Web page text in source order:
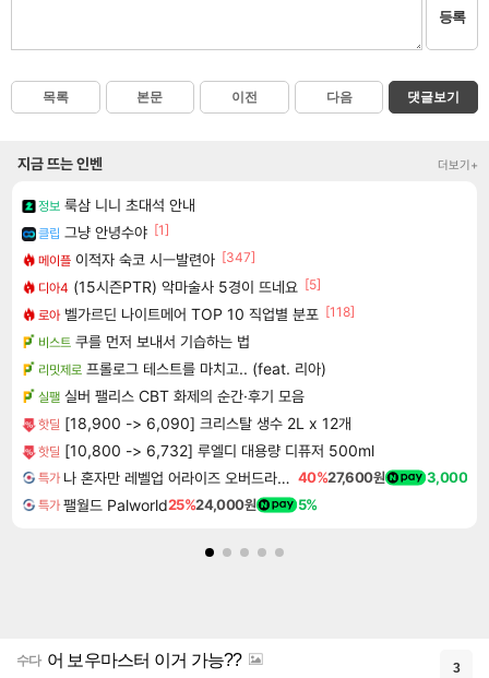
등록
목록 본문 이전 다음 댓글보기
지금 뜨는 인벤 더보기+
정보 룩삼 니니 초대석 안내
클립 그냥 안녕수야 [1]
메이플 이적자 숙코 시ㅡ발련아 [347]
디아4 (15시즌PTR) 악마술사 5경이 뜨네요 [5]
로아 벨가르딘 나이트메어 TOP 10 직업별 분포 [118]
비스트 쿠를 먼저 보내서 기습하는 법
리밋제로 프롤로그 테스트를 마치고.. (feat. 리아)
실팰 실버 팰리스 CBT 화제의 순간·후기 모음
핫딜 [18,900 -> 6,090] 크리스탈 생수 2L x 12개
핫딜 [10,800 -> 6,732] 루엘디 대용량 디퓨저 500ml
특가 나 혼자만 레벨업 어라이즈 오버드라이브 Solo Leveling Arise 40%27,600원 3,000
특가 팰월드 Palworld25%24,000원 5%
수다 어 보우마스터 이거 가능?? 3